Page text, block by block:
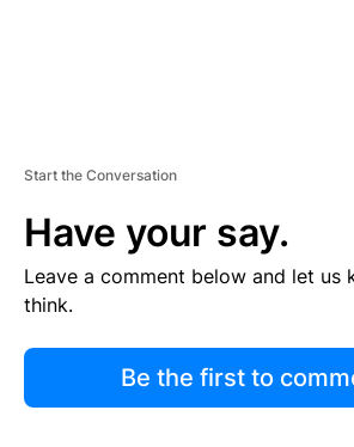
Start the Conversation
Have your say.
Leave a comment below and let us
think.
Be the first to